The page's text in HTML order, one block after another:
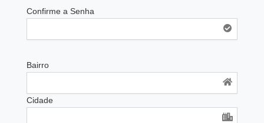
Confirme a Senha
Bairro
Cidade